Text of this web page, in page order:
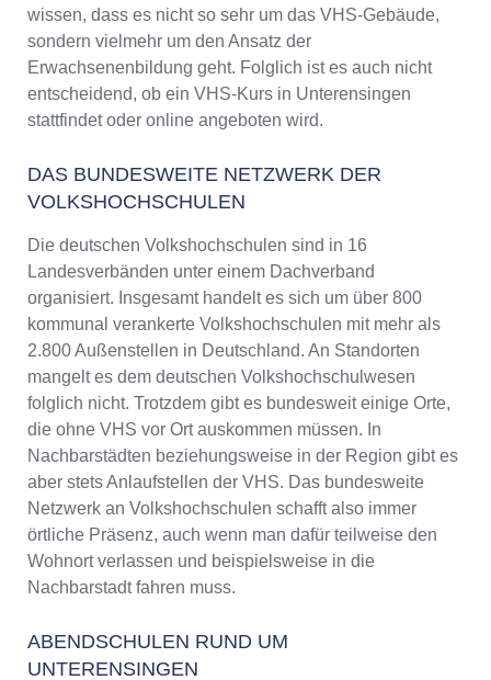
wissen, dass es nicht so sehr um das VHS-Gebäude,
sondern vielmehr um den Ansatz der
Erwachsenenbildung geht. Folglich ist es auch nicht
entscheidend, ob ein VHS-Kurs in Unterensingen
stattfindet oder online angeboten wird.
DAS BUNDESWEITE NETZWERK DER
VOLKSHOCHSCHULEN
Die deutschen Volkshochschulen sind in 16
Landesverbänden unter einem Dachverband
organisiert. Insgesamt handelt es sich um über 800
kommunal verankerte Volkshochschulen mit mehr als
2.800 Außenstellen in Deutschland. An Standorten
mangelt es dem deutschen Volkshochschulwesen
folglich nicht. Trotzdem gibt es bundesweit einige Orte,
die ohne VHS vor Ort auskommen müssen. In
Nachbarstädten beziehungsweise in der Region gibt es
aber stets Anlaufstellen der VHS. Das bundesweite
Netzwerk an Volkshochschulen schafft also immer
örtliche Präsenz, auch wenn man dafür teilweise den
Wohnort verlassen und beispielsweise in die
Nachbarstadt fahren muss.
ABENDSCHULEN RUND UM
UNTERENSINGEN